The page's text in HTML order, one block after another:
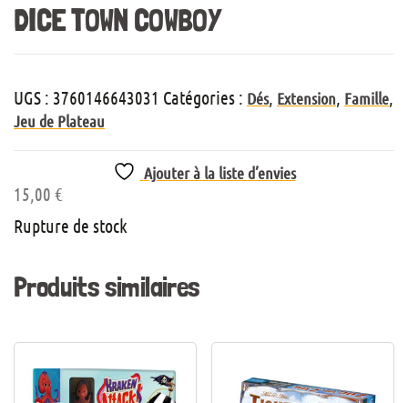
DICE TOWN COWBOY
UGS : 3760146643031 Catégories : Dés, Extension, Famille,
Jeu de Plateau
Ajouter à la liste d’envies
15,00 €
Rupture de stock
Produits similaires